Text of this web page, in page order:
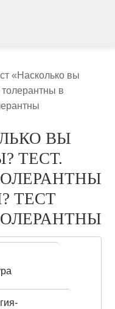
«Насколько вы
в
ВЫ
ТЕСТ.
ТЕСТ